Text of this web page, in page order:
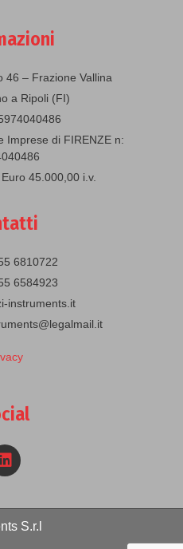
46 – Frazione Vallina
a Ripoli (FI)
Imprese di FIRENZE n:
45.000,00 i.v.
6810722
6584923
instruments.it
S.r.l